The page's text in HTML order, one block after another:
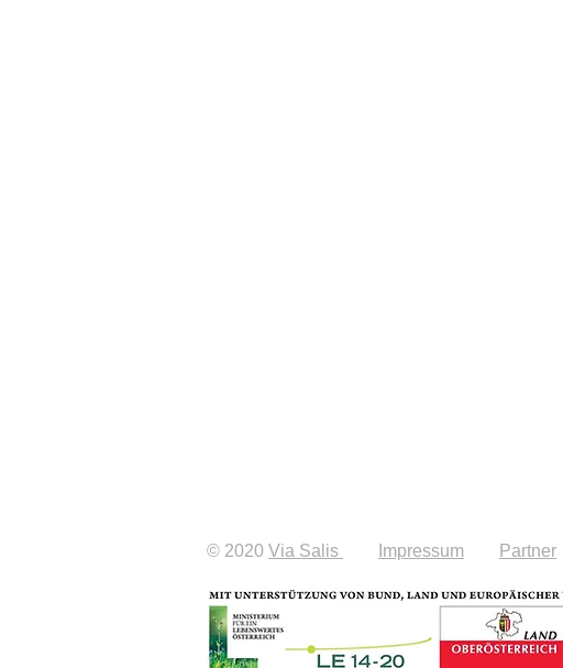
© 2020 Via Salis Impressum Partner